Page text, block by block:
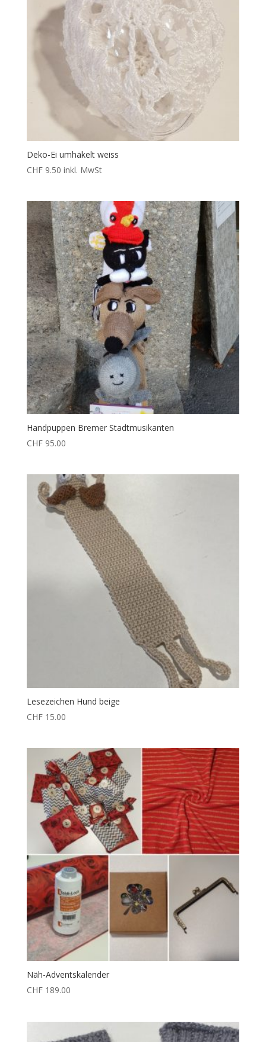
Deko-Ei umhäkelt weiss
CHF9.50 inkl. MwSt
Handpuppen Bremer Stadtmusikanten
CHF95.00
Lesezeichen Hund beige
CHF15.00
Näh-Adventskalender
CHF189.00